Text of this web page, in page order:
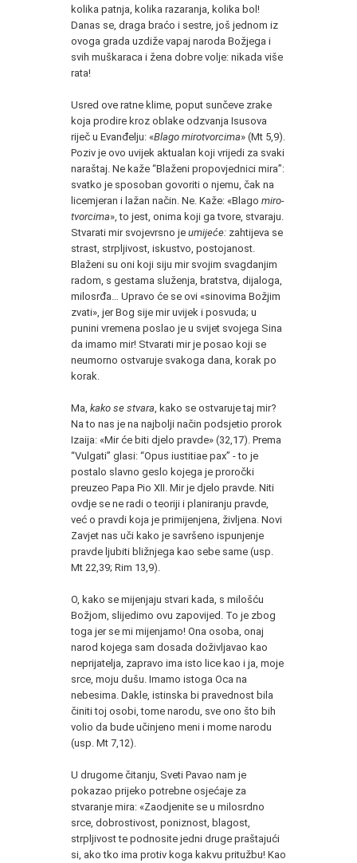
kolika patnja, kolika razaranja, kolika bol!
Danas se, draga braćo i sestre, još jednom iz
ovoga grada uzdiže vapaj naroda Božjega i
svih muškaraca i žena dobre volje: nikada više
rata!
Usred ove ratne klime, poput sunčeve zrake
koja prodire kroz oblake odzvanja Isusova
riječ u Evanđelju: «Blago mirotvorcima» (Mt 5,9).
Poziv je ovo uvijek aktualan koji vrijedi za svaki
naraštaj. Ne kaže “Blaženi propovjednici mira”:
svatko je sposoban govoriti o njemu, čak na
licemjeran i lažan način. Ne. Kaže: «Blago miro-
tvorcima», to jest, onima koji ga tvore, stvaraju.
Stvarati mir svojevrsno je umijeće: zahtijeva se
strast, strpljivost, iskustvo, postojanost.
Blaženi su oni koji siju mir svojim svagdanjim
radom, s gestama služenja, bratstva, dijaloga,
milosrđa… Upravo će se ovi «sinovima Božjim
zvati», jer Bog sije mir uvijek i posvuda; u
punini vremena poslao je u svijet svojega Sina
da imamo mir! Stvarati mir je posao koji se
neumorno ostvaruje svakoga dana, korak po
korak.
Ma, kako se stvara , kako se ostvaruje taj mir?
Na to nas je na najbolji način podsjetio prorok
Izaija: «Mir će biti djelo pravde» (32,17). Prema
“Vulgati” glasi: “Opus iustitiae pax” - to je
postalo slavno geslo kojega je proročki
preuzeo Papa Pio XII. Mir je djelo pravde. Niti
ovdje se ne radi o teoriji i planiranju pravde,
već o pravdi koja je primijenjena, življena. Novi
Zavjet nas uči kako je savršeno ispunjenje
pravde ljubiti bližnjega kao sebe same (usp.
Mt 22,39; Rim 13,9).
O, kako se mijenjaju stvari kada, s milošću
Božjom, slijedimo ovu zapovijed. To je zbog
toga jer se mi mijenjamo! Ona osoba, onaj
narod kojega sam dosada doživljavao kao
neprijatelja, zapravo ima isto lice kao i ja, moje
srce, moju dušu. Imamo istoga Oca na
nebesima. Dakle, istinska bi pravednost bila
činiti toj osobi, tome narodu, sve ono što bih
volio da bude učinjeno meni i mome narodu
(usp. Mt 7,12).
U drugome čitanju, Sveti Pavao nam je
pokazao prijeko potrebne osjećaje za
stvaranje mira: «Zaodjenite se u milosrdno
srce, dobrostivost, poniznost, blagost,
strpljivost te podnosite jedni druge praštajući
si, ako tko ima protiv koga kakvu pritužbu! Kao